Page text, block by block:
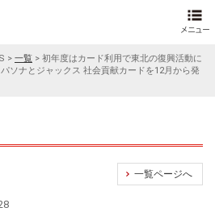
> 一覧 > 初年度はカード利用で東北の復興活動に
ソナとジャックス 社会貢献カードを12月から発
一覧ページへ